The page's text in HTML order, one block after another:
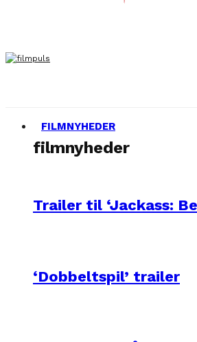
FILMNYHEDER
filmnyheder
Trailer til ‘Jackass:
‘Dobbeltspil’ trailer